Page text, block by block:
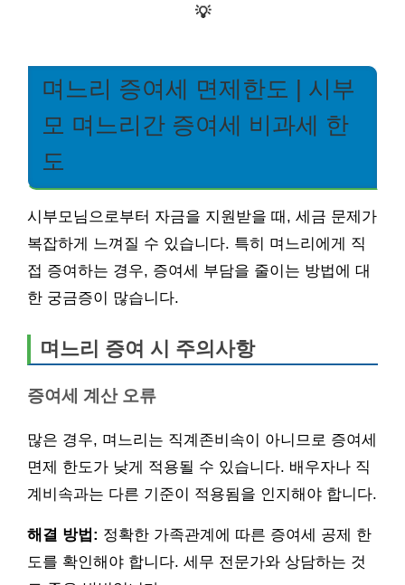
💡
며느리 증여세 면제한도 | 시부
모 며느리간 증여세 비과세 한
도
시부모님으로부터 자금을 지원받을 때, 세금 문제가
복잡하게 느껴질 수 있습니다. 특히 며느리에게 직
접 증여하는 경우, 증여세 부담을 줄이는 방법에 대
한 궁금증이 많습니다.
며느리 증여 시 주의사항
증여세 계산 오류
많은 경우, 며느리는 직계존비속이 아니므로 증여세
면제 한도가 낮게 적용될 수 있습니다. 배우자나 직
계비속과는 다른 기준이 적용됨을 인지해야 합니다.
해결 방법: 정확한 가족관계에 따른 증여세 공제 한
도를 확인해야 합니다. 세무 전문가와 상담하는 것